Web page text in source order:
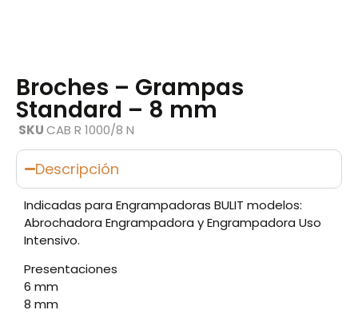
Broches – Grampas
Standard – 8 mm
SKUCAB R 1000/8 N
Descripción
Indicadas para Engrampadoras BULIT modelos:
Abrochadora Engrampadora y Engrampadora Uso
Intensivo.
Presentaciones
6 mm
8 mm